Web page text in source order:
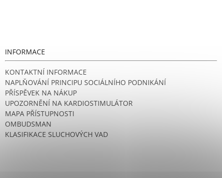
INFORMACE
KONTAKTNÍ INFORMACE
NAPLŇOVÁNÍ PRINCIPU SOCIÁLNÍHO PODNIKÁNÍ
PŘÍSPĚVEK NA NÁKUP
UPOZORNĚNÍ NA KARDIOSTIMULÁTOR
MAPA PŘÍSTUPNOSTI
OMBUDSMAN
KLASIFIKACE SLUCHOVÝCH VAD